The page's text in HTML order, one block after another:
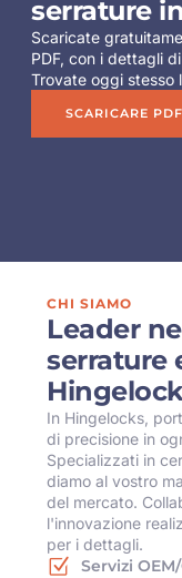
serrature
Scaricate
PDF, con i dettagli
Trovate oggi
SCARICARE PDF
CHI SIAMO
Leader
serrature
In Hingelocks,
di precisione in
Specializzati in
diamo al vostro
del mercato.
l'innovazione
per i dettagli.
Servizi